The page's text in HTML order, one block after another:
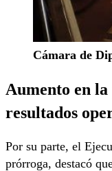
Cámara de
Aumento en
resultados
Por su parte, el
prórroga, destacó